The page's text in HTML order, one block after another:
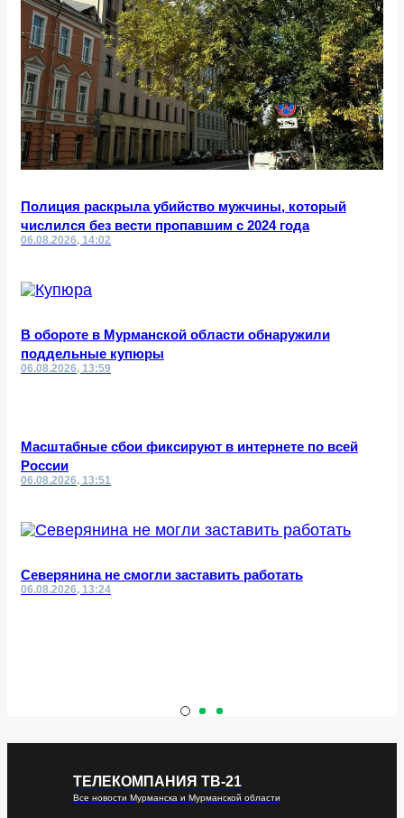
Полиция раскрыла убийство мужчины, который
числился без вести пропавшим с 2024 года
06.08.2026, 14:02
В обороте в Мурманской области обнаружили
поддельные купюры
06.08.2026, 13:59
Масштабные сбои фиксируют в интернете по всей
России
06.08.2026, 13:51
Северянина не смогли заставить работать
06.08.2026, 13:24
ТЕЛЕКОМПАНИЯ ТВ-21
Все новости Мурманска и Мурманской области